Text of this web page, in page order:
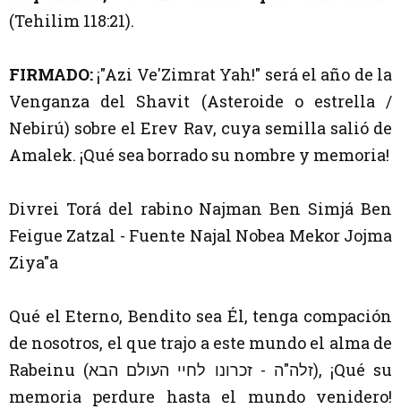
(Tehilim 118:21).
FIRMADO: ¡"Azi Ve'Zimrat Yah!" será el año de la
Venganza del Shavit (Asteroide o estrella /
Nebirú) sobre el Erev Rav, cuya semilla salió de
Amalek. ¡Qué sea borrado su nombre y memoria!
Divrei Torá del rabino Najman Ben Simjá Ben
Feigue Zatzal - Fuente Najal Nobea Mekor Jojma
Ziya"a
Qué el Eterno, Bendito sea Él, tenga compación
de nosotros, el que trajo a este mundo el alma de
Rabeinu (זלה"ה - זכרונו לחיי העולם הבא), ¡Qué su
memoria perdure hasta el mundo venidero!